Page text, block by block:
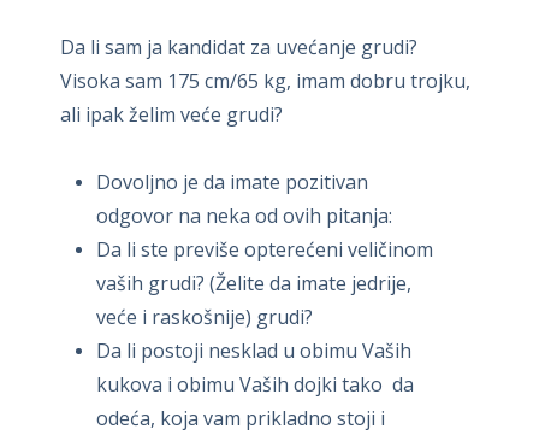
Da li sam ja kandidat za uvećanje grudi?
Visoka sam 175 cm/65 kg, imam dobru trojku,
ali ipak želim veće grudi?
Dovoljno je da imate pozitivan
odgovor na neka od ovih pitanja:
Da li ste previše opterećeni veličinom
vaših grudi? (Želite da imate jedrije,
veće i raskošnije) grudi?
Da li postoji nesklad u obimu Vaših
kukova i obimu Vaših dojki tako da
odeća, koja vam prikladno stoji i